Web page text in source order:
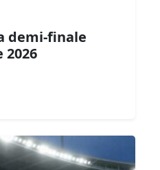
demi-finale
2026